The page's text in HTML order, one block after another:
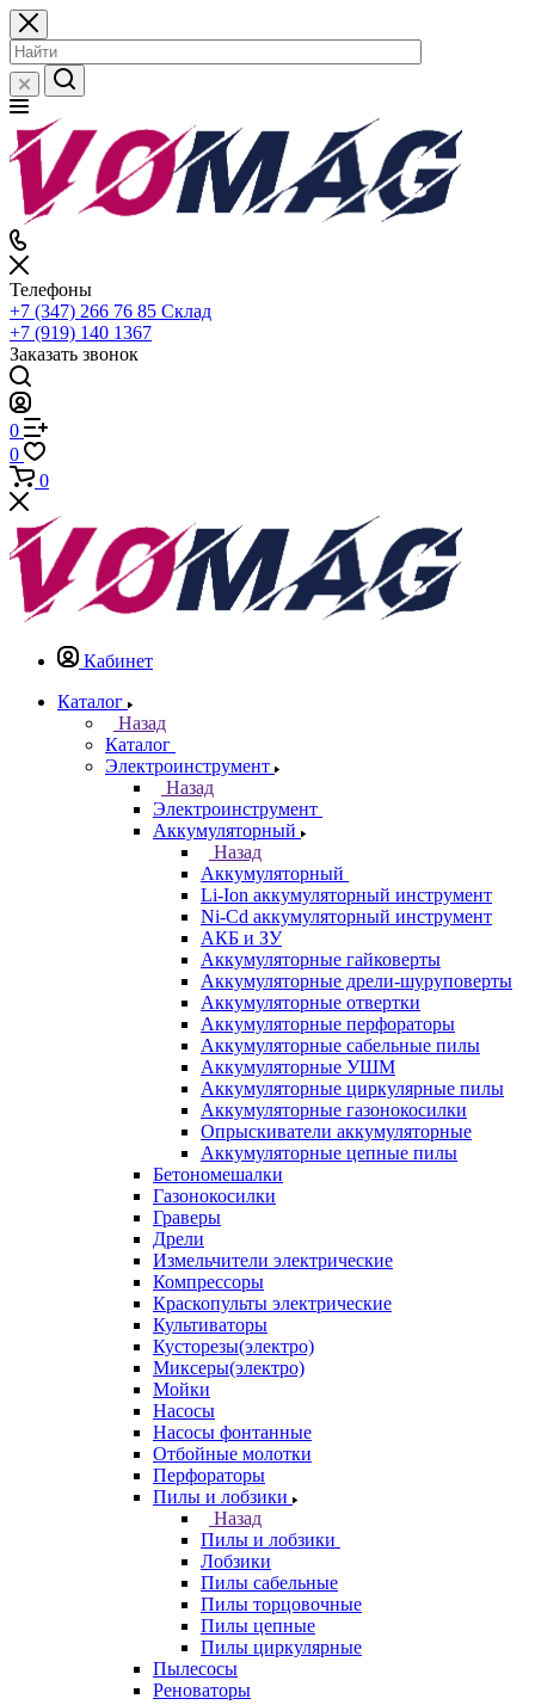
Телефоны
+7 (347) 266 76 85 Склад
+7 (919) 140 1367
Заказать звонок
0
0
0
Кабинет
Каталог
Назад
Каталог
Электроинструмент
Назад
Электроинструмент
Аккумуляторный
Назад
Аккумуляторный
Li-Ion аккумуляторный инструмент
Ni-Cd аккумуляторный инструмент
АКБ и ЗУ
Аккумуляторные гайковерты
Аккумуляторные дрели-шуруповерты
Аккумуляторные отвертки
Аккумуляторные перфораторы
Аккумуляторные сабельные пилы
Аккумуляторные УШМ
Аккумуляторные циркулярные пилы
Аккумуляторные газонокосилки
Опрыскиватели аккумуляторные
Аккумуляторные цепные пилы
Бетономешалки
Газонокосилки
Граверы
Дрели
Измельчители электрические
Компрессоры
Краскопульты электрические
Культиваторы
Кусторезы(электро)
Миксеры(электро)
Мойки
Насосы
Насосы фонтанные
Отбойные молотки
Перфораторы
Пилы и лобзики
Назад
Пилы и лобзики
Лобзики
Пилы сабельные
Пилы торцовочные
Пилы цепные
Пилы циркулярные
Пылесосы
Реноваторы